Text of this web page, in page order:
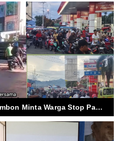
BBM Aman, Wali Kota Ambon Minta Warga Stop Panic Buying